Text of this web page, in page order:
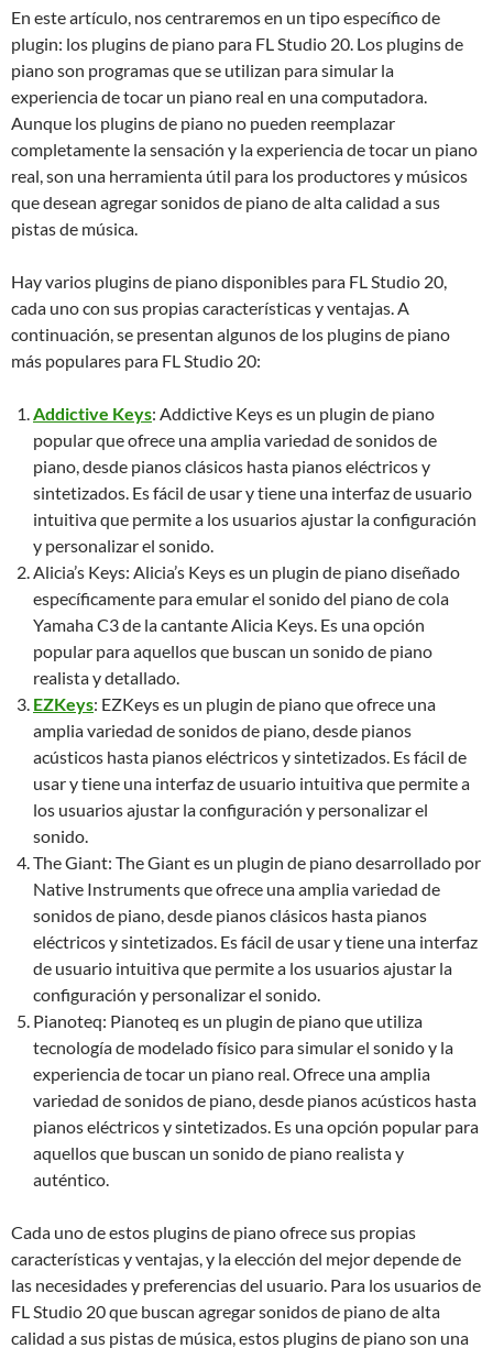
En este artículo, nos centraremos en un tipo específico de
plugin: los plugins de piano para FL Studio 20. Los plugins de
piano son programas que se utilizan para simular la
experiencia de tocar un piano real en una computadora.
Aunque los plugins de piano no pueden reemplazar
completamente la sensación y la experiencia de tocar un piano
real, son una herramienta útil para los productores y músicos
que desean agregar sonidos de piano de alta calidad a sus
pistas de música.
Hay varios plugins de piano disponibles para FL Studio 20,
cada uno con sus propias características y ventajas. A
continuación, se presentan algunos de los plugins de piano
más populares para FL Studio 20:
Addictive Keys: Addictive Keys es un plugin de piano
popular que ofrece una amplia variedad de sonidos de
piano, desde pianos clásicos hasta pianos eléctricos y
sintetizados. Es fácil de usar y tiene una interfaz de usuario
intuitiva que permite a los usuarios ajustar la configuración
y personalizar el sonido.
Alicia’s Keys: Alicia’s Keys es un plugin de piano diseñado
específicamente para emular el sonido del piano de cola
Yamaha C3 de la cantante Alicia Keys. Es una opción
popular para aquellos que buscan un sonido de piano
realista y detallado.
EZKeys: EZKeys es un plugin de piano que ofrece una
amplia variedad de sonidos de piano, desde pianos
acústicos hasta pianos eléctricos y sintetizados. Es fácil de
usar y tiene una interfaz de usuario intuitiva que permite a
los usuarios ajustar la configuración y personalizar el
sonido.
The Giant: The Giant es un plugin de piano desarrollado por
Native Instruments que ofrece una amplia variedad de
sonidos de piano, desde pianos clásicos hasta pianos
eléctricos y sintetizados. Es fácil de usar y tiene una interfaz
de usuario intuitiva que permite a los usuarios ajustar la
configuración y personalizar el sonido.
Pianoteq: Pianoteq es un plugin de piano que utiliza
tecnología de modelado físico para simular el sonido y la
experiencia de tocar un piano real. Ofrece una amplia
variedad de sonidos de piano, desde pianos acústicos hasta
pianos eléctricos y sintetizados. Es una opción popular para
aquellos que buscan un sonido de piano realista y
auténtico.
Cada uno de estos plugins de piano ofrece sus propias
características y ventajas, y la elección del mejor depende de
las necesidades y preferencias del usuario. Para los usuarios de
FL Studio 20 que buscan agregar sonidos de piano de alta
calidad a sus pistas de música, estos plugins de piano son una